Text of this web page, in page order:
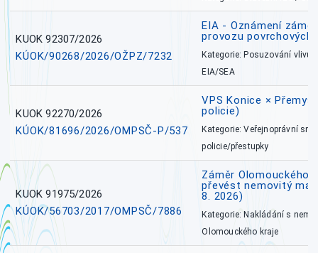
KUOK 92307/2026
KÚOK/90268/2026/OŽPZ/7232
EIA - Oznámení
provozu povrchových
Kategorie: Posuzování vlivů
EIA/SEA
KUOK 92270/2026
KÚOK/81696/2026/OMPSČ-P/537
VPS Konice ×
policie)
Kategorie: Veřejnoprávní
policie/přestupky
KUOK 91975/2026
KÚOK/56703/2017/OMPSČ/7886
Záměr Olomouckého
převést nemovitý
8. 2026)
Kategorie: Nakládání s
Olomouckého kraje